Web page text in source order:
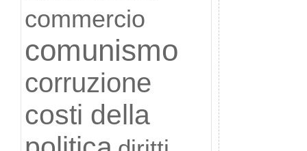
commercio
comunismo
corruzione
costi della